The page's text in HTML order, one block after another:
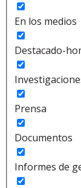
En los medios
Destacado-
Prensa
Documentos
Informes de